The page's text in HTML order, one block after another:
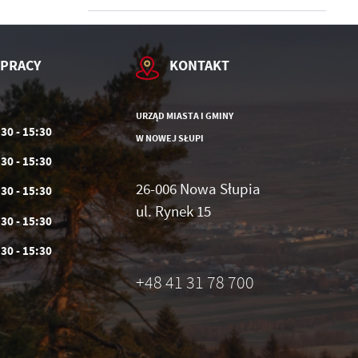
- 15:30
- 15:30
- 15:30
- 15:30
- 15:30
KONTAKT
URZĄD MIASTA I GMINY
W NOWEJ SŁUPI
26-006 Nowa Słupia
ul. Rynek 15
+48 41 31 78 700